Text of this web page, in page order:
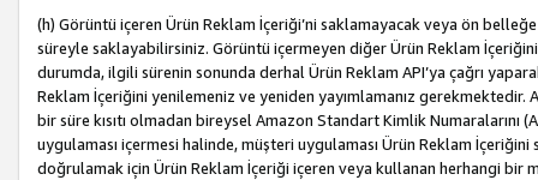
(h) Görüntü içeren Ürün Reklam İçeriği’ni saklamayacak veya ön
süreyle saklayabilirsiniz. Görüntü içermeyen diğer Ürün Reklam
durumda, ilgili sürenin sonunda derhal Ürün Reklam API’ya çağrı
Reklam İçeriğini yenilemeniz ve yeniden yayımlamanız gerekmektedir.
bir süre kısıtı olmadan bireysel Amazon Standart Kimlik Numaralarını
uygulaması içermesi halinde, müşteri uygulaması Ürün Reklam
doğrulamak için Ürün Reklam İçeriği içeren veya kullanan herhangi bir